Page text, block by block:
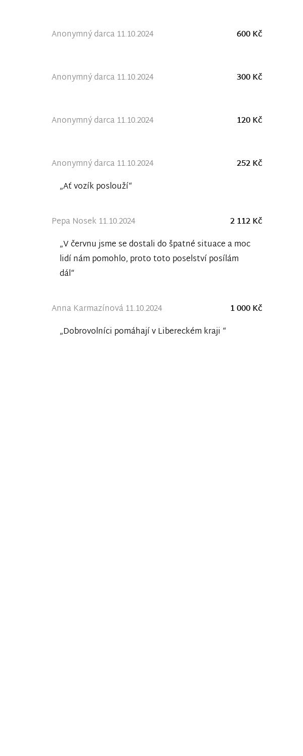
Anonymný darca 11.10.2024 600 Kč
Anonymný darca 11.10.2024 300 Kč
Anonymný darca 11.10.2024 120 Kč
Anonymný darca 11.10.2024
252 Kč
„Ať vozík poslouží“
Pepa Nosek 11.10.2024
2 112 Kč
„V červnu jsme se dostali do špatné situace a moc
lidí nám pomohlo, proto toto poselství posílám
dál“
Anna Karmazínová 11.10.2024
1 000 Kč
„Dobrovolníci pomáhají v Libereckém kraji “